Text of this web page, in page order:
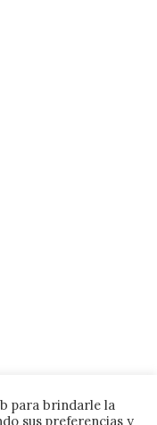
para brindarle la
sus preferencias y